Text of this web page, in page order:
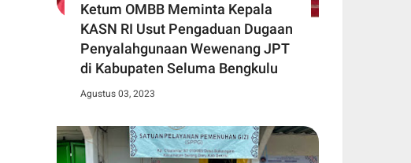
Ketum OMBB Meminta Kepala
KASN RI Usut Pengaduan Dugaan
Penyalahgunaan Wewenang JPT
di Kabupaten Seluma Bengkulu
Agustus 03, 2023